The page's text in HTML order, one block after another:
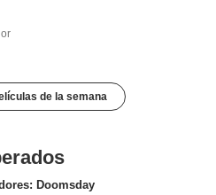
de la semana
Doomsday